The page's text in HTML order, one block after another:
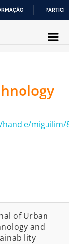
miguilim/
of Urban
and